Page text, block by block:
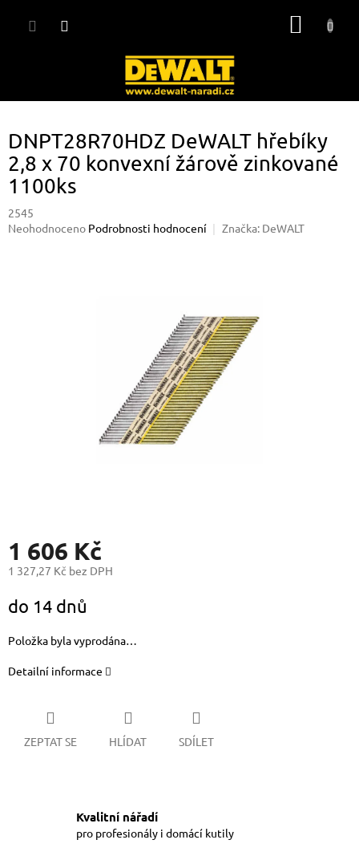
DNPT28R70HDZ DeWALT hřebíky
2,8 x 70 konvexní žárově zinkované
1100ks
2545
Průměrné
Neohodnoceno Podrobnosti hodnocení Značka: DeWALT
1 606 Kč
1 327,27 Kč bez DPH
cena:
do 14 dnů
Položka byla vyprodána…
Detailní informace
ZEPTAT SE HLÍDAT SDÍLET
Kvalitní nářadí
pro profesionály i domácí kutily